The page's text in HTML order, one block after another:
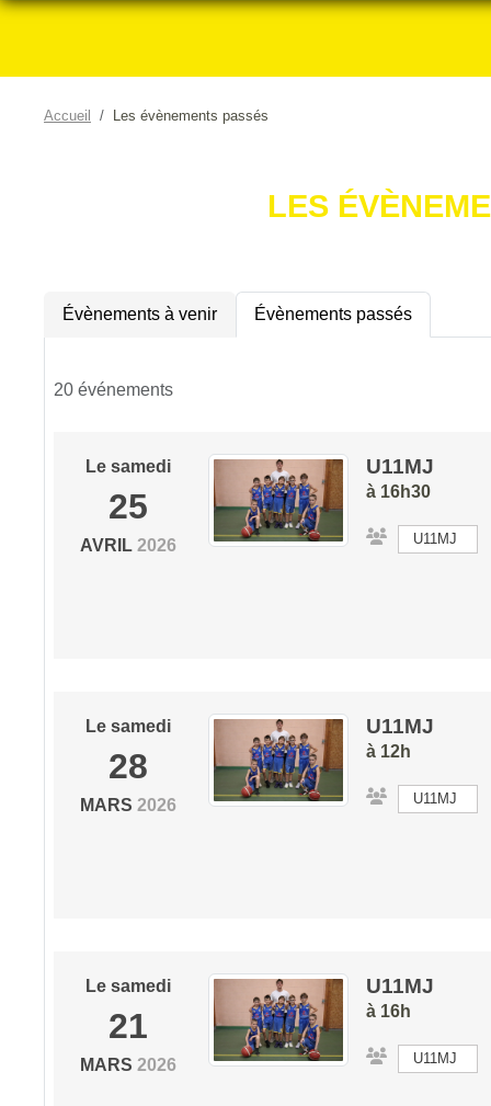
Accueil Les évènements passés
LES
Évènements à venir Évènements passés
20 événements
Lesamedi
25
AVRIL 2026
U11MJ
à 16h30
U11MJ
Lesamedi
28
MARS 2026
U11MJ
à 12h
U11MJ
Lesamedi
21
MARS 2026
U11MJ
à 16h
U11MJ